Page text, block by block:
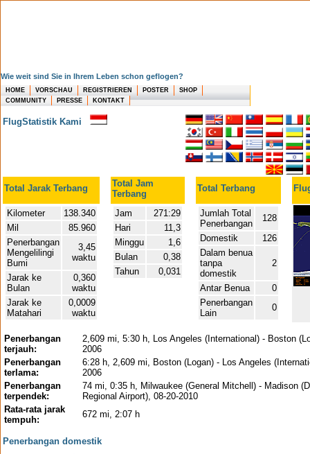
Wie weit sind Sie in Ihrem Leben schon geflogen?
HOME VORSCHAU REGISTRIEREN POSTER
SHOP
COMMUNITY
PRESSE KONTAKT
FlugStatistik Kami
Total Jarak Terbang
Total Jam
Terbang
Total Terbang
Kilometer
138.340
Mil
85.960
Penerbangan
Mengelilingi
Bumi
3,45
waktu
Jarak ke
Bulan
0,360
waktu
Jarak ke
Matahari
0,0009
waktu
Jam
271:29
Hari
11,3
Minggu
1,6
Bulan
0,38
Tahun
0,031
Jumlah Total
Penerbangan
128
Domestik
126
Dalam benua
tanpa
domestik
2
Antar Benua
0
Penerbangan
Lain
0
Penerbangan
terjauh:
2,609 mi, 5:30 h, Los Angeles (International) - Boston
2006
Penerbangan
terlama:
6:28 h, 2,609 mi, Boston (Logan) - Los Angeles
2006
Penerbangan
terpendek:
74 mi, 0:35 h, Milwaukee (General Mitchell) - Madison
Regional Airport), 08-20-2010
Rata-rata jarak
tempuh:
672 mi, 2:07 h
Penerbangan domestik